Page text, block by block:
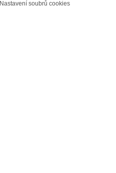
Nastavení soubrů cookies